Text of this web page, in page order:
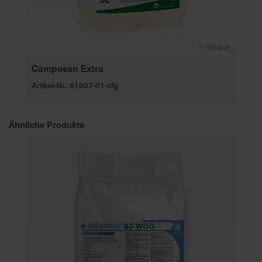
Camposan Extra
Artikel-Nr.: 61007-01-cfg
Ähnliche Produkte